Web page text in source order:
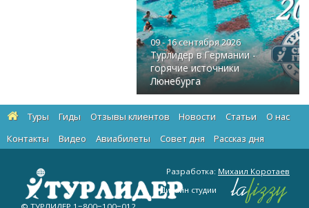
09 - 16 сентября 2026
Турлидер в Германии -
горячие источники
Люнебурга
Туры Гиды Отзывы клиентов Новости Статьи
О нас
Контакты
Видео Авиабилеты Cовет дня Рассказ дня
Разработка: Михаил Коротаев
Дизайн студии